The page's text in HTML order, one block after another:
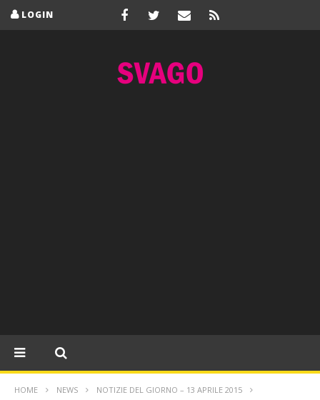
LOGIN
HOME NEWS NOTIZIE DEL GIORNO – 13 APRILE 2015